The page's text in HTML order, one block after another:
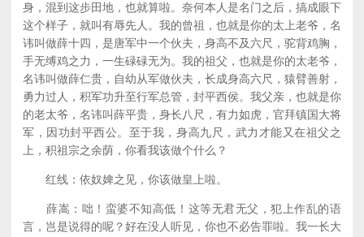
身，混到这步田地，也就算啦。奈何本人是名门之后，搞成眼下
这个样子，就叫有辱先人。我的曾祖，也就是你的太上老爷，名
讳叫做薛十四，是唐军中一个伙夫，身高不及六尺，驼背鸡胸，
手无缚鸡之力，一生碌碌无为。我的祖父，也就是你的太老爷，
名讳叫做薛仁贵，自幼从军做伙夫，长成身高六尺，猿臂善射，
勇力过人，积军功升至行军总管，封平西侯。我父亲，也就是你
的老太爷，名讳叫薛平贵，身长八尺，有力如虎，官拜镇国大将
军，因功封平西公。至于我，身高九尺，武力才能又在祖父之
上，积祖宗之余荫，你看我该做个什么？
红线：依奴婢之见，你该做皇上啦。
薛嵩：咄！蛮婆不知高低！这等无君无父，犯上作乱的语
言，岂是说得的呢？好在没人听见，你也不必告罪啦。我一长大